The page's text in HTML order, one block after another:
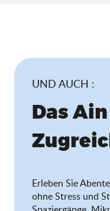
UND AUCH :
Das
Erleben Sie
ohne Stress und